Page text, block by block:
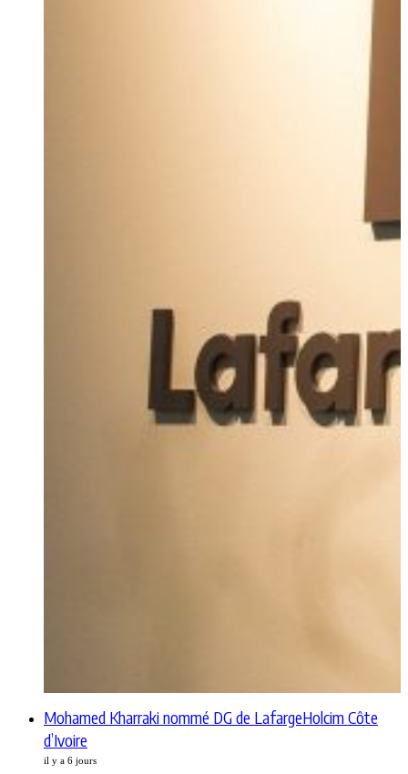
Mohamed Kharraki nommé DG de LafargeHolcim Côte
d’Ivoire
il y a 6 jours